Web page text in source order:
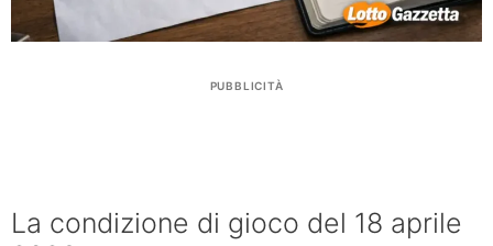
PUBBLICITÀ
La condizione di gioco del 18 aprile